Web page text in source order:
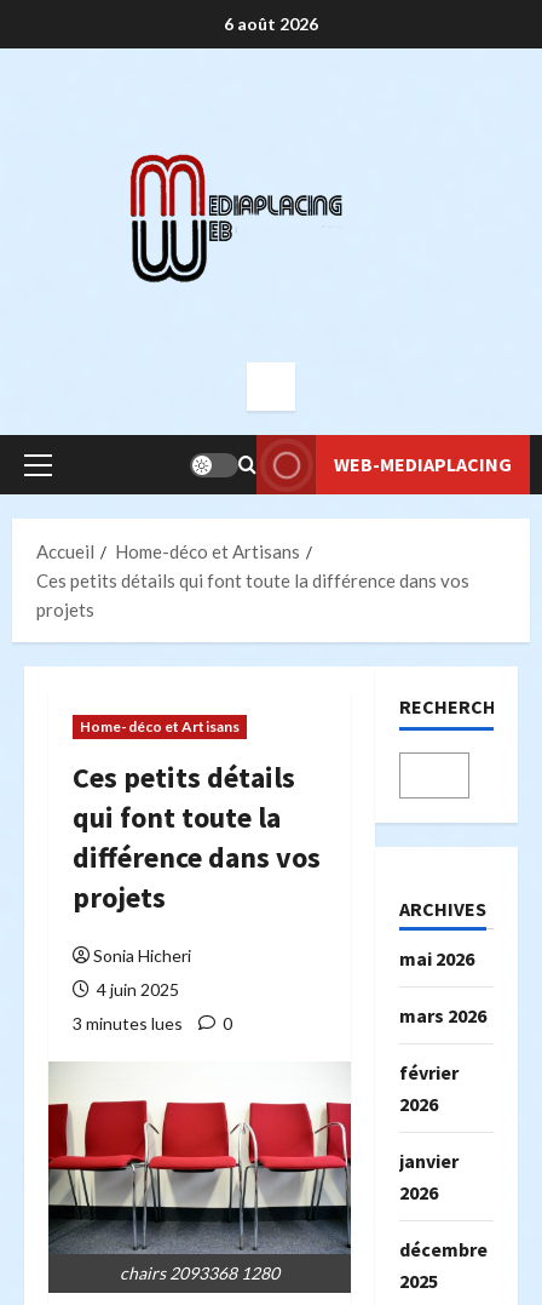
au
6 août 2026
Menu
WEB-MEDIAPLACING
Accueil
Home-déco et Artisans
Ces petits détails qui font toute la différence dans vos
projets
Home-déco et Artisans
Ces petits détails
qui font toute la
différence dans vos
projets
Sonia Hicheri
4 juin 2025
3 minutes lues
0
chairs 2093368 1280
RECHERCHER
ARCHIVES
mai 2026
mars 2026
février
2026
janvier
2026
décembre
2025